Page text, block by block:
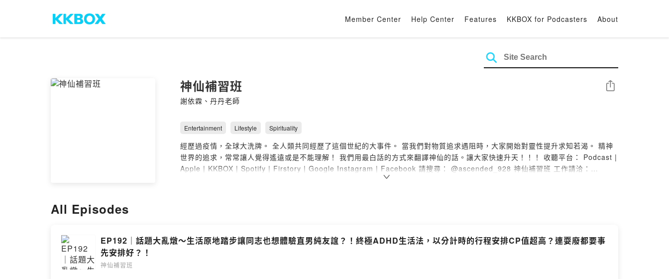
Member Center Help Center Features KKBOX for Podcasters About
神仙補習班
謝依霖、丹丹老師
Share
Entertainment Lifestyle Spirituality
經歷過疫情，全球大洗牌。 全人類共同經歷了這個世紀的大事件。 當我們對物質追求遇阻時，大家開始對靈性提升求知若渴。 精神
世界的追求，常常讓人覺得遙遠或是不能理解！ 我們用最白話的方式來翻譯神仙的話。讓大家快速升天！！！ 收聽平台： Podcast |
Apple | KKBOX | Spotify | Firstory | Google Instagram | Facebook 請搜尋： @ascended_928 神仙補習班 工作請洽：
All Episodes
EP192｜話題大亂燉～生活原地踏步讓同志也想體驗直男純友誼？！終極ADHD生活法，以分計時的行程安排CP值超高？連耍廢都要事
先安排好？！
神仙補習班